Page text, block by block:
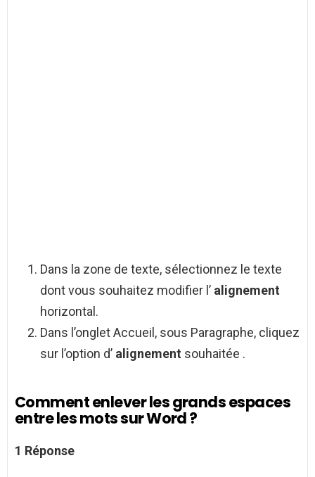
Dans la zone de texte, sélectionnez le texte
dont vous souhaitez modifier l’ alignement
horizontal.
Dans l’onglet Accueil, sous Paragraphe, cliquez
sur l’option d’ alignement souhaitée .
Comment enlever les grands espaces
entre les mots sur Word ?
1 Réponse